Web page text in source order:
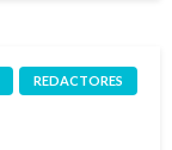
REDACTORES